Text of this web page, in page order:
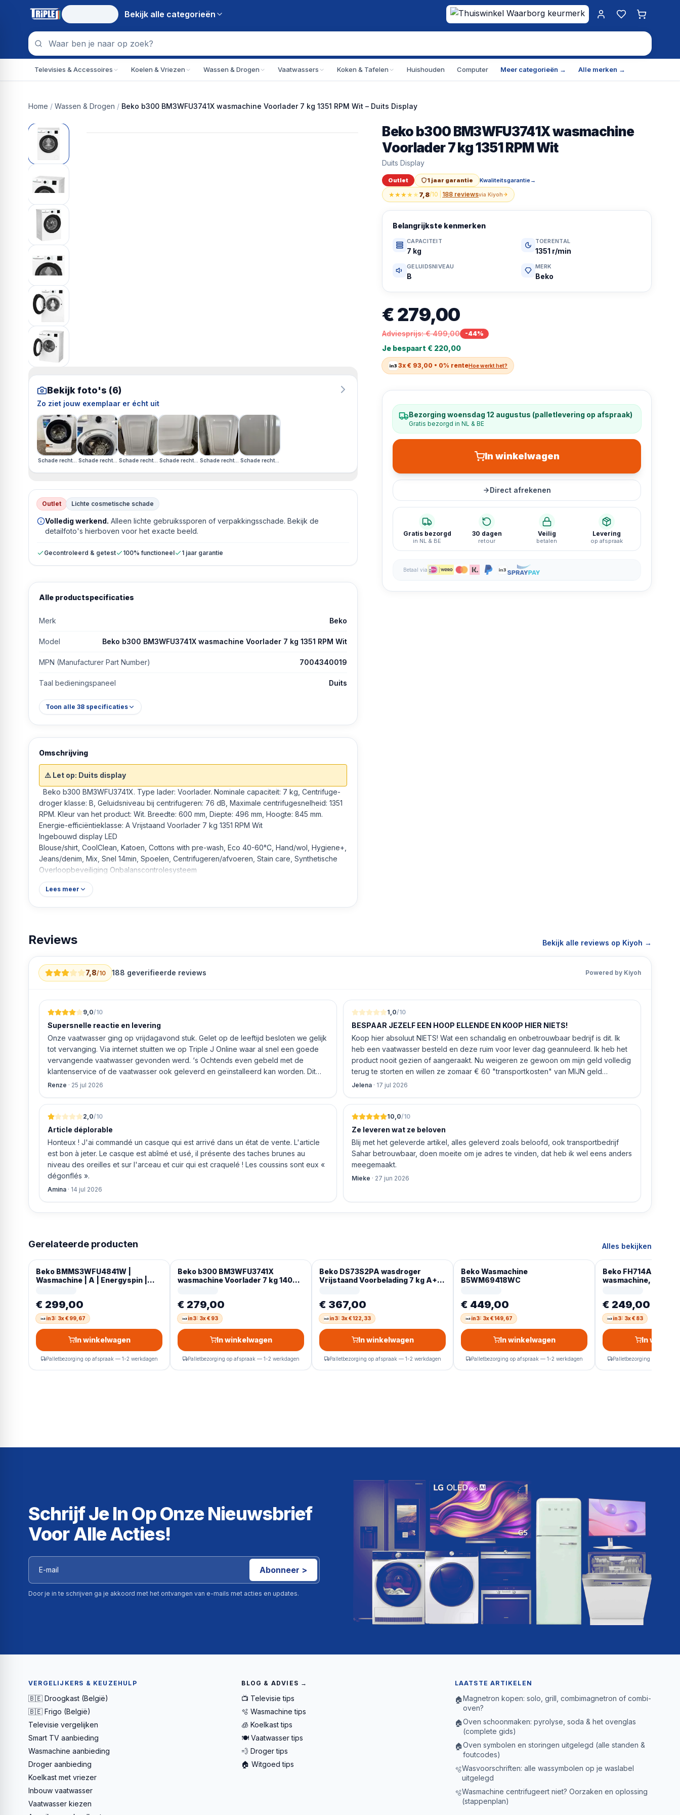
Bekijk alle categorieën
Mijn account
Favorieten
Televisies & Accessoires Koelen & Vriezen Wassen & Drogen Vaatwassers Koken & Tafelen Huishouden Computer Meer categorieën → Alle merken →
Home / Wassen & Drogen / Beko b300 BM3WFU3741X wasmachine Voorlader 7 kg 1351 RPM Wit – Duits Display
Bekijk foto's (6)
Zo ziet jouw exemplaar er écht uit
Schade rechterzijkant · Duits Display · Schade linkerzijkant
Schade rechterzijkant · Duits Display · Schade linkerzijkant
Schade rechterzijkant · Duits Display · Schade linkerzijkant
Schade rechterzijkant · Duits Display · Schade linkerzijkant
Schade rechterzijkant · Duits Display · Schade linkerzijkant
Schade rechterzijkant · Duits Display · Schade linkerzijkant
Outlet Lichte cosmetische schade
Volledig werkend. Alleen lichte gebruikssporen of verpakkingsschade. Bekijk de
detailfoto's hierboven voor het exacte beeld.
Gecontroleerd & getest 100% functioneel 1 jaar garantie
Alle productspecificaties
Merk Beko
Model Beko b300 BM3WFU3741X wasmachine Voorlader 7 kg 1351 RPM Wit
MPN (Manufacturer Part Number) 7004340019
Taal bedieningspaneel Duits
Toon alle 38 specificaties
Omschrijving
⚠️ Let op: Duits display
droger klasse: B, Geluidsniveau bij centrifugeren: 76 dB, Maximale centrifugesnelheid: 1351
RPM. Kleur van het product: Wit. Breedte: 600 mm, Diepte: 496 mm, Hoogte: 845 mm.
Energie-efficiëntieklasse: A Vrijstaand Voorlader 7 kg 1351 RPM Wit
Ingebouwd display LED
Blouse/shirt, CoolClean, Katoen, Cottons with pre-wash, Eco 40-60°C, Hand/wol, Hygiene+,
Jeans/denim, Mix, Snel 14min, Spoelen, Centrifugeren/afvoeren, Stain care, Synthetische
Overloopbeveiliging Onbalanscontrolesysteem
Zelfreinigend Kinderslot
Centrifuge-droger klasse: B
Lees meer
Outlet
Beko b300 BM3WFU3741X wasmachine Voorlader 7 kg 1351 RPM Wit -
Beko b300 BM3WFU3741X wasmachine Voorlader 7 kg 1400 RPM Wit Duits
Beko b300 BM3WFU3741X wasmachine
Voorlader 7 kg 1351 RPM Wit
Duits Display
Outlet 1 jaar garantie Kwaliteitsgarantie→
★★★★★7,8/10 188 reviewsviaKiyoh
Belangrijkste kenmerken
CAPACITEIT
7 kg
TOERENTAL
1351 r/min
GELUIDSNIVEAU
B
MERK
Beko
€ 279,00
Adviesprijs:€ 499,00 -44%
Je bespaart € 220,00
3x € 93,00 • 0% renteHoe werkt het?
Bezorging woensdag 12 augustus (palletlevering op afspraak)
Gratis bezorgd in NL & BE
In winkelwagen
Direct afrekenen
Gratis bezorgd
in NL & BE
30 dagen
retour
Veilig
betalen
Levering
op afspraak
Betaal via
Reviews Bekijk alle reviews op Kiyoh →
7,8/10 188 geverifieerde reviews Powered by Kiyoh
9,0/10
Supersnelle reactie en levering
Onze vaatwasser ging op vrijdagavond stuk. Gelet op de leeftijd besloten we gelijk
tot vervanging. Via internet stuitten we op Triple J Online waar al snel een goede
vervangende vaatwasser gevonden werd. ‘s Ochtends even gebeld met de
klantenservice of de vaatwasser ook geleverd en geïnstalleerd kan worden. Dit
bleek het geval tegen alleszins concurrente prijzen. De vriendelijke medewerker
ging doen om ‘s middags nog te leveren. Het bleken geen loze woorden: om 16.00
uur werd de Neff vaatwasser geleverd en ver
Renze · 25 jul 2026
1,0/10
BESPAAR JEZELF EEN HOOP ELLENDE EN KOOP HIER NIETS!
Koop hier absoluut NIETS! Wat een schandalig en onbetrouwbaar bedrijf is dit. Ik
heb een vaatwasser besteld en deze ruim voor lever dag geannuleerd. Ik heb het
product nooit gezien of aangeraakt. Nu weigeren ze gewoon om mijn geld volledig
terug te storten en willen ze zomaar € 60 "transportkosten" van MIJN geld
inhouden!
Jelena · 17 jul 2026
2,0/10
Article déplorable
Honteux ! J'ai commandé un casque qui est arrivé dans un état de vente. L'article
est bon à jeter. Le casque est abîmé et usé, il présente des taches brunes au
niveau des oreilles et sur l'arceau et cuir qui est craquelé ! Les coussins sont eux «
dégonflés ».
Amina · 14 jul 2026
10,0/10
Ze leveren wat ze beloven
Blij met het geleverde artikel, alles geleverd zoals beloofd, ook transportbedrijf
Sahar betrouwbaar, doen moeite om je adres te vinden, dat heb ik wel eens anders
meegemaakt.
Mieke · 27 jun 2026
Gerelateerde producten Alles bekijken
Beko BMMS3WFU4841W |
Wasmachine | A | Energyspin |
€ 299,00
in3: 3x € 99,67
In winkelwagen
Palletbezorging op afspraak — 1-2 werkdagen
Beko b300 BM3WFU3741X
wasmachine Voorlader 7 kg 1400
€ 279,00
in3: 3x € 93
In winkelwagen
Palletbezorging op afspraak — 1-2 werkdagen
Beko DS73S2PA wasdroger
Vrijstaand Voorbelading 7 kg A+
€ 367,00
in3: 3x € 122,33
In winkelwagen
Palletbezorging op afspraak — 1-2 werkdagen
Beko Wasmachine
B5WM69418WC
€ 449,00
in3: 3x € 149,67
In winkelwagen
Palletbezorging op afspraak — 1-2 werkdagen
Beko FH714AES
wasmachine, 7 kg,
€ 249,00
in3: 3x € 83
In
Palletbezorging op
Schrijf Je In Op Onze Nieuwsbrief
Voor Alle Acties!
Abonneer >
Door je in te schrijven ga je akkoord met het ontvangen van e-mails met acties en updates.
VERGELIJKERS & KEUZEHULP
🇧🇪 Droogkast (België)
🇧🇪 Frigo (België)
Televisie vergelijken
Smart TV aanbieding
Wasmachine aanbieding
Droger aanbieding
Koelkast met vriezer
Inbouw vaatwasser
Vaatwasser kiezen
BLOG & ADVIES →
📺 Televisie tips
🫧 Wasmachine tips
🧊 Koelkast tips
🍽️ Vaatwasser tips
💨 Droger tips
🏠 Witgoed tips
LAATSTE ARTIKELEN
🏠 Magnetron kopen: solo, grill, combimagnetron of combi-
oven?
🏠Oven schoonmaken: pyrolyse, soda & het ovenglas
(complete gids)
🏠Oven symbolen en storingen uitgelegd (alle standen &
foutcodes)
🫧Wasvoorschriften: alle wassymbolen op je waslabel
uitgelegd
🫧Wasmachine centrifugeert niet? Oorzaken en oplossing
(stappenplan)